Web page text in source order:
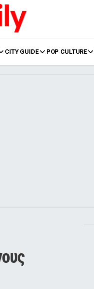
CITY GUIDE POP CULTURE